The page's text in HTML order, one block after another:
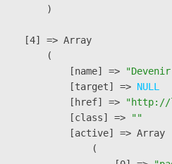
        )
    [4] => Array
        (
            [name] =>
"Devenir
            [target] =>
NULL
            [href] =>
"http://
            [class] =>
""
            [active] => Array
                (